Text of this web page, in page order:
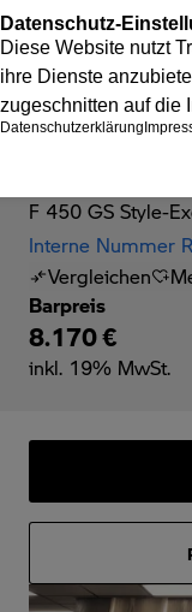
F 450 GS Style-
Interne Nummer
Vergleichen
Barpreis
8.170 €
inkl. 19% MwSt.